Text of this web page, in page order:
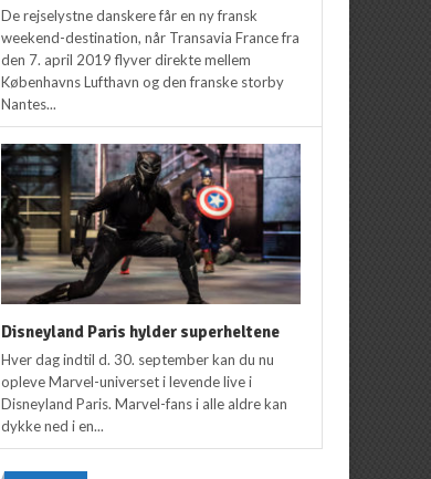
De rejselystne danskere får en ny fransk
weekend-destination, når Transavia France fra
den 7. april 2019 flyver direkte mellem
Københavns Lufthavn og den franske storby
Nantes...
Disneyland Paris hylder superheltene
Hver dag indtil d. 30. september kan du nu
opleve Marvel-universet i levende live i
Disneyland Paris. Marvel-fans i alle aldre kan
dykke ned i en...